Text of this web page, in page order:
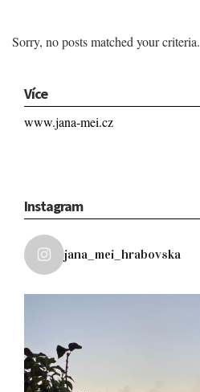
Sorry, no posts matched your criteria.
Více
www.jana-mei.cz
Instagram
jana_mei_hrabovska